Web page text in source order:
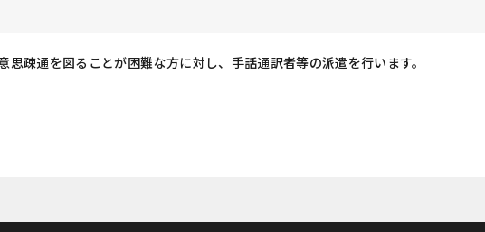
疎通を図ることが困難な方に対し、手話通訳者等の派遣を行います。